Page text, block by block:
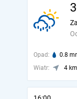
Opad: 0.8
Wiatr:
4